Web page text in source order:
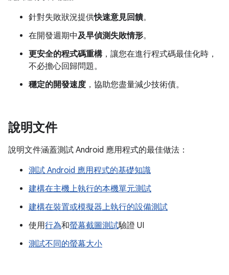
針對失敗狀況提供快速意見回饋。
在開發週期中及早偵測失敗情形。
更安全的程式碼重構 ，讓您在進行程式碼最佳化時，
不必擔心回歸問題。
穩定的開發速度 ，協助您盡量減少技術債。
說明文件
說明文件涵蓋測試 Android 應用程式的最佳做法：
測試 Android 應用程式的基礎知識
建構在主機上執行的本機單元測試
建構在裝置或模擬器上執行的設備測試
使用行為和螢幕截圖測試驗證 UI
測試不同的螢幕大小